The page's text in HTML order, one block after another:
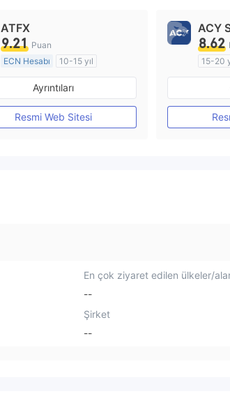
ATFX
9.21 Puan
ECN Hesabı
10-15 yıl
Düzenleyici Ülke/Bölge: Avustralya
Pazar Yapıcılık (MM)
MT4 Tam Lisans
Ayrıntıları
Resmi Web Sitesi
ACY
8.62
15-20
Pazar
MT4
En çok ziyaret edilen ülkeler/
--
Şirket
--